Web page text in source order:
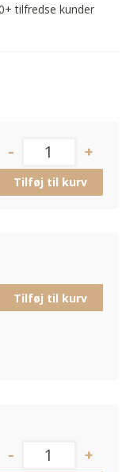
tilfredse kunder
Tilføj til kurv
Tilføj til kurv